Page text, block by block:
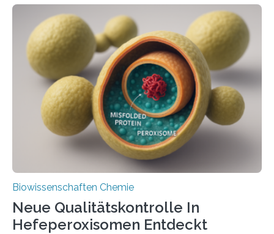
Biowissenschaften Chemie
Neue Qualitätskontrolle In
Hefeperoxisomen Entdeckt